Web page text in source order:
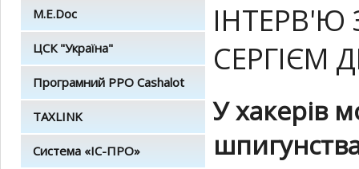
M.E.Doc
ЦСК "Україна"
Програмний РРО Cashalot
TAXLINK
Система «ІС-ПРО»
ІНТЕРВ'Ю
СЕРГІЄМ
У хакерів
шпигунства